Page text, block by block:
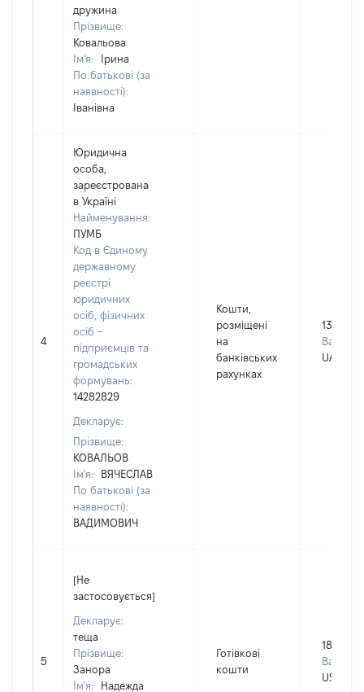
дружина
Прізвище:
Ковальова
Ім'я:
Ірина
По батькові (за
наявності):
Іванівна
4
Юридична
особа,
зареєстрована
в Україні
Найменування:
ПУМБ
Код в Єдиному
державному
реєстрі
юридичних
осіб, фізичних
осіб –
підприємців та
громадських
формувань:
14282829
Декларує:
Прізвище:
КОВАЛЬОВ
Ім'я:
ВЯЧЕСЛАВ
По батькові (за
наявності):
ВАДИМОВИЧ
Кошти,
розміщені
на
банківських
рахунках
13500
Валюта:
UAH
5
[Не
застосовується]
Декларує:
теща
Прізвище:
Занора
Ім'я:
Надежда
Готівкові
кошти
18000
Валюта:
USD